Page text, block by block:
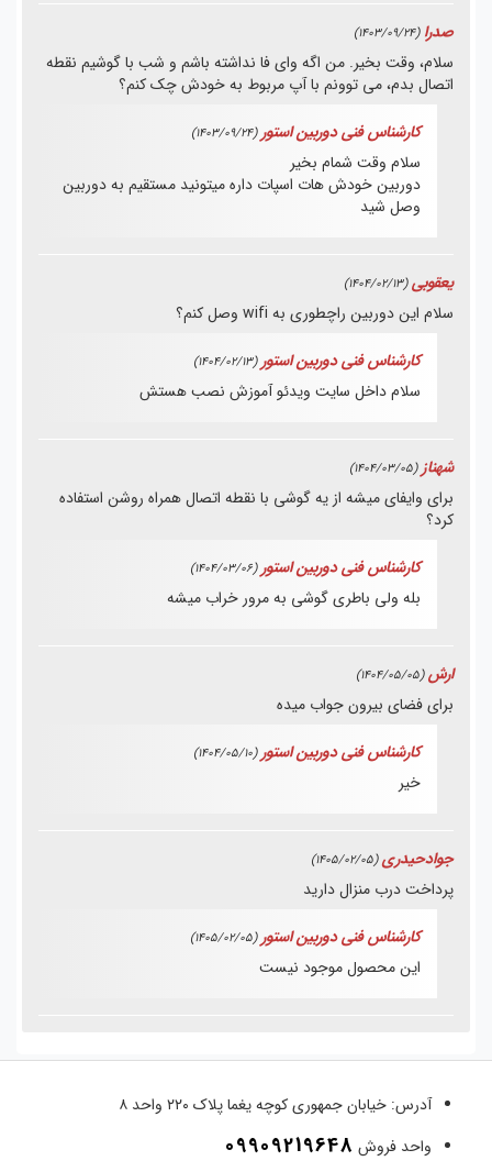
صدرا (1403/09/24)
سلام، وقت بخیر. من اگه وای فا نداشته باشم و شب با گوشیم نقطه
اتصال بدم، می توونم با آپ مربوط به خودش چک کنم؟
کارشناس فنی دوربین استور (1403/09/24)
سلام وقت شمام بخیر
دوربین خودش هات اسپات داره میتونید مستقیم به دوربین
وصل شید
یعقوبی(1404/02/13)
سلام این دوربین راچطوری به wifi وصل کنم؟
کارشناس فنی دوربین استور (1404/02/13)
سلام داخل سایت ویدئو آموزش نصب هستش
شهناز (1404/03/05)
برای وایفای میشه از یه گوشی با نقطه اتصال همراه روشن استفاده
کرد؟
کارشناس فنی دوربین استور (1404/03/06)
بله ولی باطری گوشی به مرور خراب میشه
ارش (1404/05/05)
برای فضای بیرون جواب میده
کارشناس فنی دوربین استور (1404/05/10)
خیر
جوادحیدری (1405/02/05)
پرداخت درب منزال دارید
کارشناس فنی دوربین استور (1405/02/05)
این محصول موجود نیست
آدرس: خیابان جمهوری کوچه یغما پلاک ۲۲۰ واحد ۸
واحد فروش 09909219648